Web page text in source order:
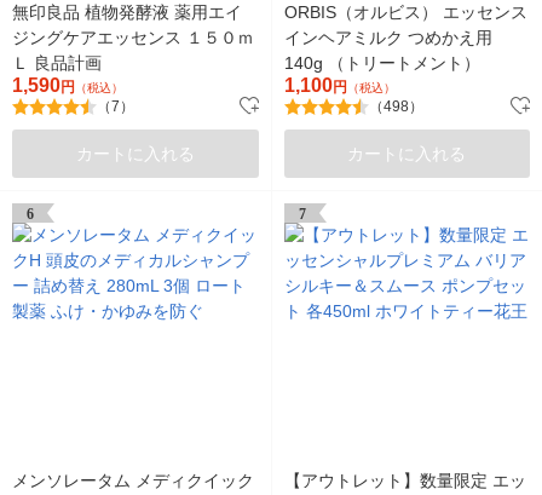
無印良品 植物発酵液 薬用エイ
ジングケアエッセンス １５０ｍ
Ｌ 良品計画
1,590円 （税込）
（7）
カートに入れる
ORBIS（オルビス） エッセンス
インヘアミルク つめかえ用
140g （トリートメント）
1,100円 （税込）
（498）
カートに入れる
6
メンソレータム メディクイック
7
【アウトレット】数量限定 エッ